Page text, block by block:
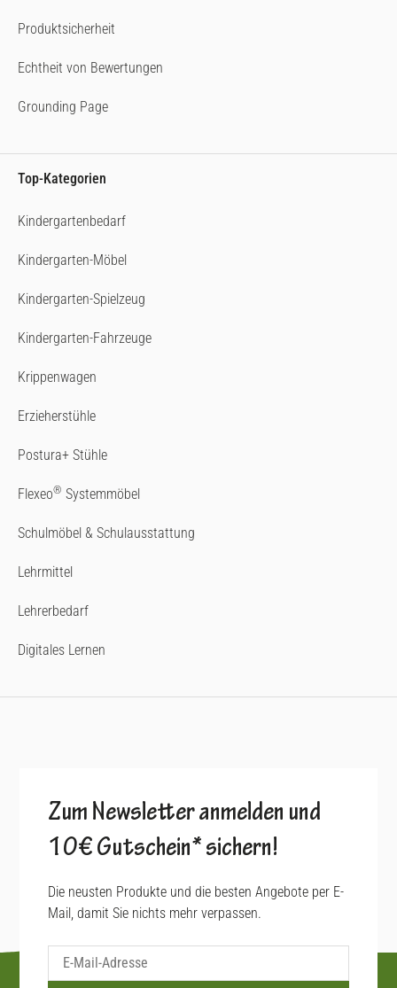
Produktsicherheit
Echtheit von Bewertungen
Grounding Page
Top-Kategorien
Kindergartenbedarf
Kindergarten-Möbel
Kindergarten-Spielzeug
Kindergarten-Fahrzeuge
Krippenwagen
Erzieherstühle
Postura+ Stühle
Flexeo® Systemmöbel
Schulmöbel & Schulausstattung
Lehrmittel
Lehrerbedarf
Digitales Lernen
Zum Newsletter anmelden und
10€ Gutschein* sichern!
Die neusten Produkte und die besten Angebote per E-
Mail, damit Sie nichts mehr verpassen.